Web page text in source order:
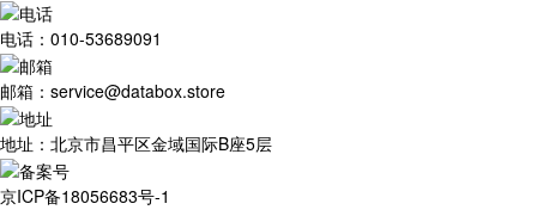
电话：010-53689091
邮箱：service@databox.store
地址：北京市昌平区金域国际B座5层
京ICP备18056683号-1